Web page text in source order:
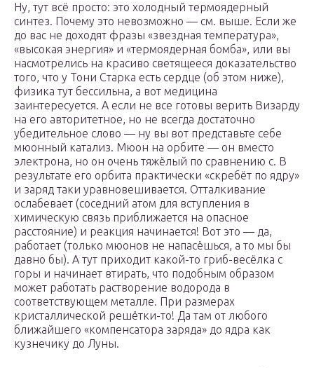
Ну, тут всё просто: это холодный термоядерный
синтез. Почему это невозможно — см. выше. Если же
до вас не доходят фразы «звездная температура»,
«высокая энергия» и «термоядерная бомба», или вы
насмотрелись на красиво светящееся доказательство
того, что у Тони Старка есть сердце (об этом ниже),
физика тут бессильна, а вот медицина
заинтересуется. А если не все готовы верить Визарду
на его авторитетное, но не всегда достаточно
убедительное слово — ну вы вот представьте себе
мюонный катализ. Мюон на орбите — он вместо
электрона, но он очень тяжёлый по сравнению с. В
результате его орбита практически «скребёт по ядру»
и заряд таки уравновешивается. Отталкивание
ослабевает (соседний атом для вступления в
химическую связь приближается на опасное
расстояние) и реакция начинается! Вот это — да,
работает (только мюонов не напасёшься, а то мы бы
давно бы). А тут приходит какой-то гриб-весёлка с
горы и начинает втирать, что подобным образом
может работать растворение водорода в
соответствующем металле. При размерах
кристаллической решётки-то! Да там от любого
ближайшего «компенсатора заряда» до ядра как
кузнечику до Луны.